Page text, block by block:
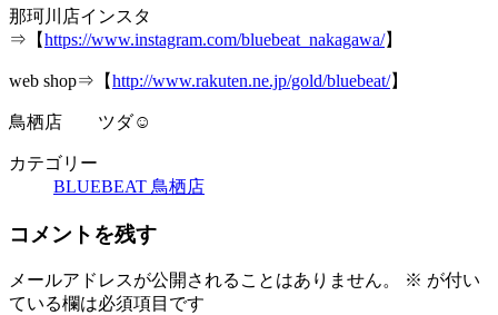
那珂川店インスタ
⇒【https://www.instagram.com/bluebeat_nakagawa/】
web shop⇒【http://www.rakuten.ne.jp/gold/bluebeat/】
鳥栖店 ツダ☺
カテゴリー
BLUEBEAT 鳥栖店
コメントを残す
メールアドレスが公開されることはありません。 ※ が付い
ている欄は必須項目です